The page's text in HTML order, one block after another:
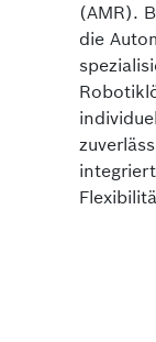
(AMR).
die